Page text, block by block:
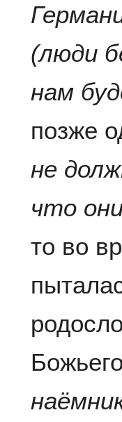
(люди
нам
позже
не
что
то во